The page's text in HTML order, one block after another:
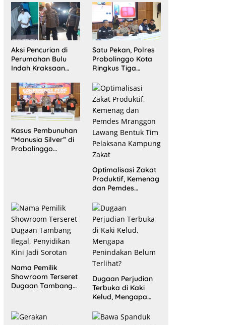
Jemput Bola
Perekaman e-KTP
Warga Disabilitas di
Dringu
Diduga Belum
Punya SLHS
Aksi Pencurian di
Perumahan Bulu
Indah Kraksaan
Satu Pekan, Polres
Probolinggo Kota
Ringkus Tiga
Sita 20 Gram
Barang Bukti
Kasus Pembunuhan
“Manusia Silver” di
Probolinggo
Optimalisasi Zakat
Produktif, Kemenag
dan Pemdes
Bentuk Tim
Pelaksana
Kampung Zakat
Nama Pemilik
Showroom Terseret
Dugaan Tambang
Dugaan Perjudian
Terbuka di Kaki
Kelud, Mengapa
Terlihat?